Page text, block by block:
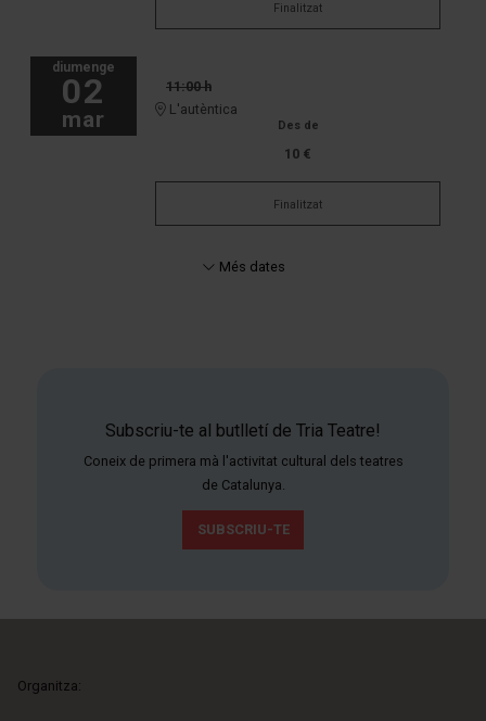
Finalitzat
diumenge
02
mar
11:00 h
L'autèntica
Des de
10 €
Finalitzat
Més dates
Subscriu-te al butlletí de Tria Teatre!
Coneix de primera mà l'activitat cultural dels teatres
de Catalunya.
SUBSCRIU-TE
Organitza: